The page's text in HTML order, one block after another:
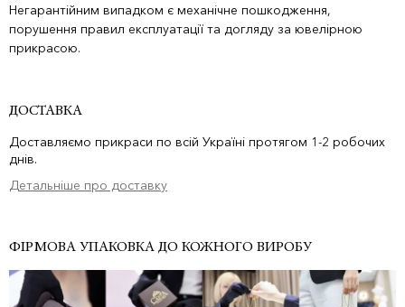
Негарантійним випадком є механічне пошкодження,
порушення правил експлуатації та догляду за ювелірною
прикрасою.
ДОСТАВКА
Доставляємо прикраси по всій Україні протягом 1-2 робочих
днів.
Детальніше про доставку
ФІРМОВА УПАКОВКА ДО КОЖНОГО ВИРОБУ